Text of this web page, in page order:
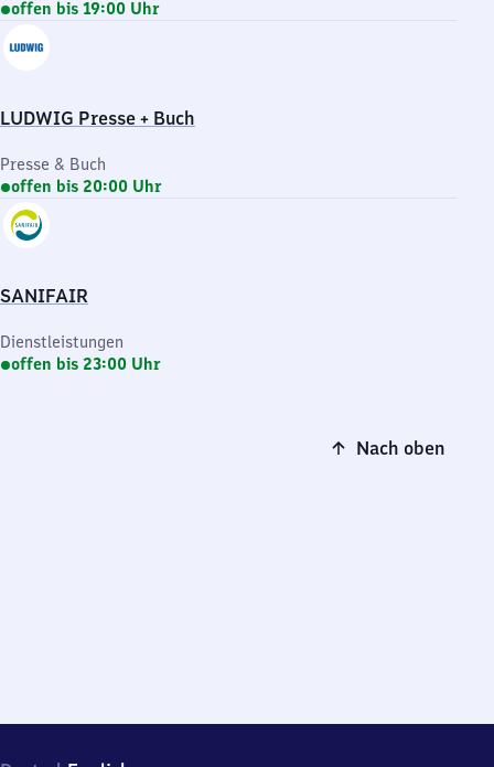
offen bis 19:00 Uhr
LUDWIG Presse + Buch
Presse & Buch
offen bis 20:00 Uhr
SANIFAIR
Dienstleistungen
offen bis 23:00 Uhr
Nach oben